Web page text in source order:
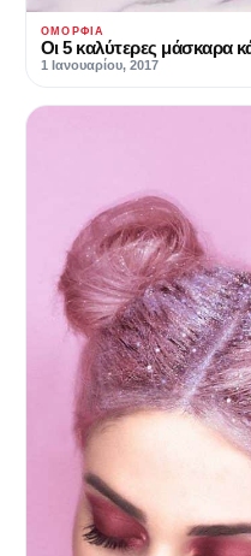
ΟΜΟΡΦΙΆ
Οι 5 καλύτερες μάσκαρα
1 Ιανουαρίου, 2017